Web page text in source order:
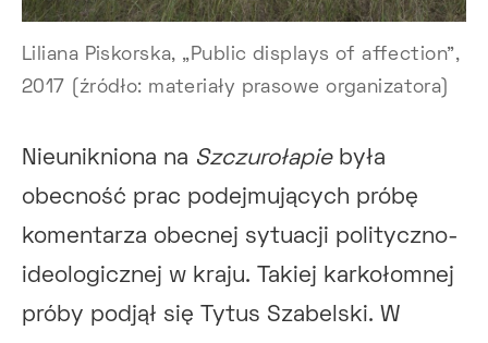
Liliana Piskorska, „Public displays of affection”,
2017 (źródło: materiały prasowe organizatora)
Nieunikniona na Szczurołapiebyła
obecność prac podejmujących próbę
komentarza obecnej sytuacji polityczno-
ideologicznej w kraju. Takiej karkołomnej
próby podjął się Tytus Szabelski. W